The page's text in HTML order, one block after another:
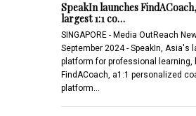
SpeakIn launches FindACoach,
largest 1:1 co…
SINGAPORE - Media OutReach
September 2024 - SpeakIn, Asia's
platform for professional learning,
FindACoach, a1:1 personalized
platform…